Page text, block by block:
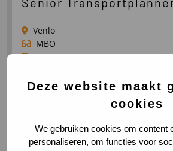
Deze website maakt
cookies
We gebruiken cookies om content
personaliseren, om functies voor
Venlo
MBO
Syntrans
over
Senior
Fleet Manager/
Techniek